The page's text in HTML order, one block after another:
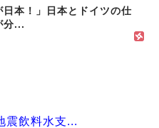
日本！」日本とドイツの仕
分...
震飲料水支...